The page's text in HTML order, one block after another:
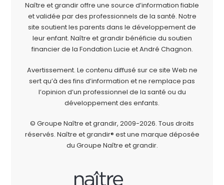
Naître et grandir offre une source d’information fiable
et validée par des professionnels de la santé. Notre
site soutient les parents dans le développement de
leur enfant. Naître et grandir bénéficie du soutien
financier de la Fondation Lucie et André Chagnon.
Avertissement. Le contenu diffusé sur ce site Web ne
sert qu’à des fins d’information et ne remplace pas
l’opinion d’un professionnel de la santé ou du
développement des enfants.
© Groupe Naître et grandir, 2009-2026. Tous droits
réservés. Naître et grandir® est une marque déposée
du Groupe Naître et grandir.